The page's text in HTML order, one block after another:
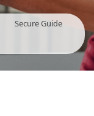
Secure Guide